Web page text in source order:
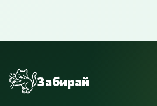
Забирай